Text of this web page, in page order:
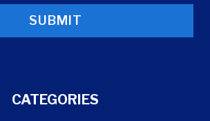
SUBMIT
CATEGORIES